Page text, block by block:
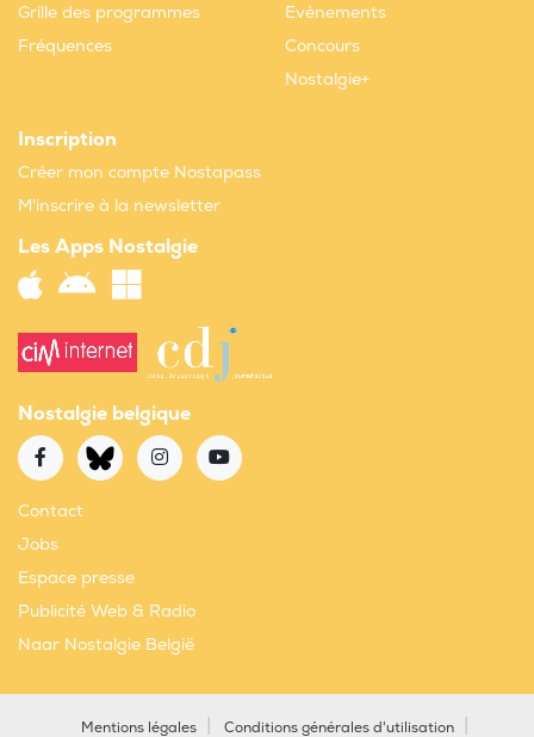
Grille des programmes
Fréquences
Evènements
Concours
Nostalgie+
Inscription
Créer mon compte Nostapass
M'inscrire à la newsletter
Les Apps Nostalgie
Nostalgie belgique
Contact
Jobs
Espace presse
Publicité Web & Radio
Naar Nostalgie België
Mentions légales Conditions générales d'utilisation